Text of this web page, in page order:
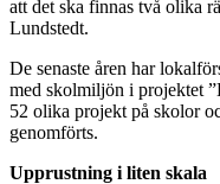
att det ska finnas två olika
Lundstedt.
De senaste åren har
med skolmiljön i projektet
52 olika projekt på skolor
genomförts.
Upprustning i liten skala